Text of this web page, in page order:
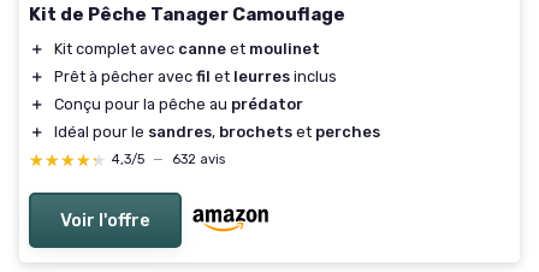
Kit de Pêche Tanager Camouflage
＋ Kit complet avec canne et moulinet
＋
Prêt à pêcher avec fil et leurres inclus
＋
Conçu pour la pêche au prédator
＋
Idéal pour le sandres, brochets et perches
★★★★★
★★★★★ 4,3/5 — 632 avis
Voir l'offre